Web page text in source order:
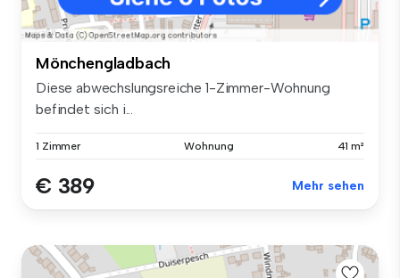
Mönchengladbach
Diese abwechslungsreiche 1-Zimmer-Wohnung
befindet sich i...
1 Zimmer Wohnung 41 m²
€ 389 Mehr sehen